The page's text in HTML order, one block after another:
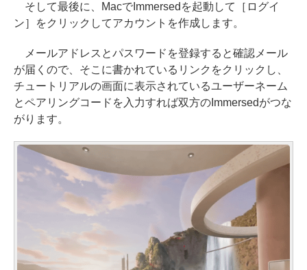
そして最後に、MacでImmersedを起動して［ログイ
ン］をクリックしてアカウントを作成します。
メールアドレスとパスワードを登録すると確認メール
が届くので、そこに書かれているリンクをクリックし、
チュートリアルの画面に表示されているユーザーネーム
とペアリングコードを入力すれば双方のImmersedがつな
がります。